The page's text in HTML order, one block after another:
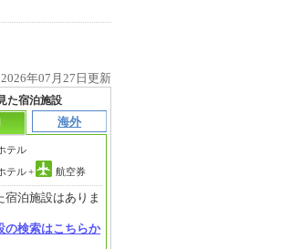
2026年07月27日更新
た宿泊施設
海外
テル
テル+ 航空券
宿泊施設はありま
の検索はこちらか